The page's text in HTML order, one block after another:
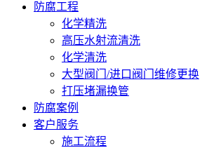
防腐工程
化学精洗
高压水射流清洗
化学清洗
大型阀门/进口阀门维修更换
打压堵漏换管
防腐案例
客户服务
施工流程